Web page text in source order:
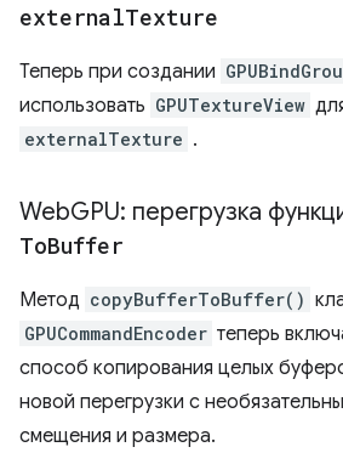
externalTexture
Теперь при создании
использовать GPUTextureView
externalTexture .
WebGPU: перегрузка
ToBuffer
Метод copyBufferToBuffer()
GPUCommandEncoder теперь
способ копирования целых
новой перегрузки с
смещения и размера.